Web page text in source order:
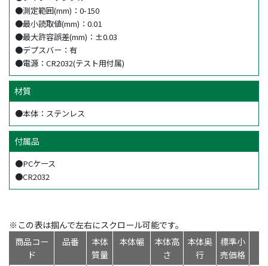
●測定範囲(mm)：0-150
●最小読取値(mm)：0.01
●最大許容誤差(mm)：±0.03
●デプスバー：有
●電源：CR2032(テスト用付属)
材質
●本体：ステンレス
付属品
●PCケース
●CR2032
※この表は掴んで左右にスクロール可能です。
商品コー
ド
品番
本体
質量
本体幅
本体高
さ
本体奥
行
標準小
売価格